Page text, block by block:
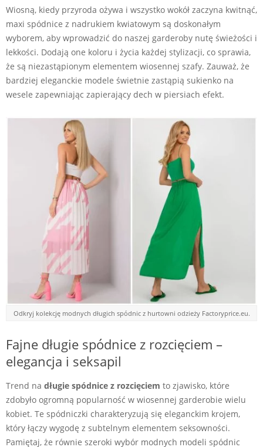
Wiosną, kiedy przyroda ożywa i wszystko wokół zaczyna kwitnąć,
maxi spódnice z nadrukiem kwiatowym są doskonałym
wyborem, aby wprowadzić do naszej garderoby nutę świeżości i
lekkości. Dodają one koloru i życia każdej stylizacji, co sprawia,
że są niezastąpionym elementem wiosennej szafy. Zauważ, że
bardziej eleganckie modele świetnie zastąpią sukienko na
wesele zapewniając zapierający dech w piersiach efekt.
Odkryj kolekcję modnych długich spódnic z hurtowni odzieży Factoryprice.eu.
Fajne długie spódnice z rozcięciem –
elegancja i seksapil
Trend na długie spódnice z rozcięciem to zjawisko, które
zdobyło ogromną popularność w wiosennej garderobie wielu
kobiet. Te spódniczki charakteryzują się eleganckim krojem,
który łączy wygodę z subtelnym elementem seksowności.
Pamiętaj, że równie szeroki wybór modnych modeli spódnic